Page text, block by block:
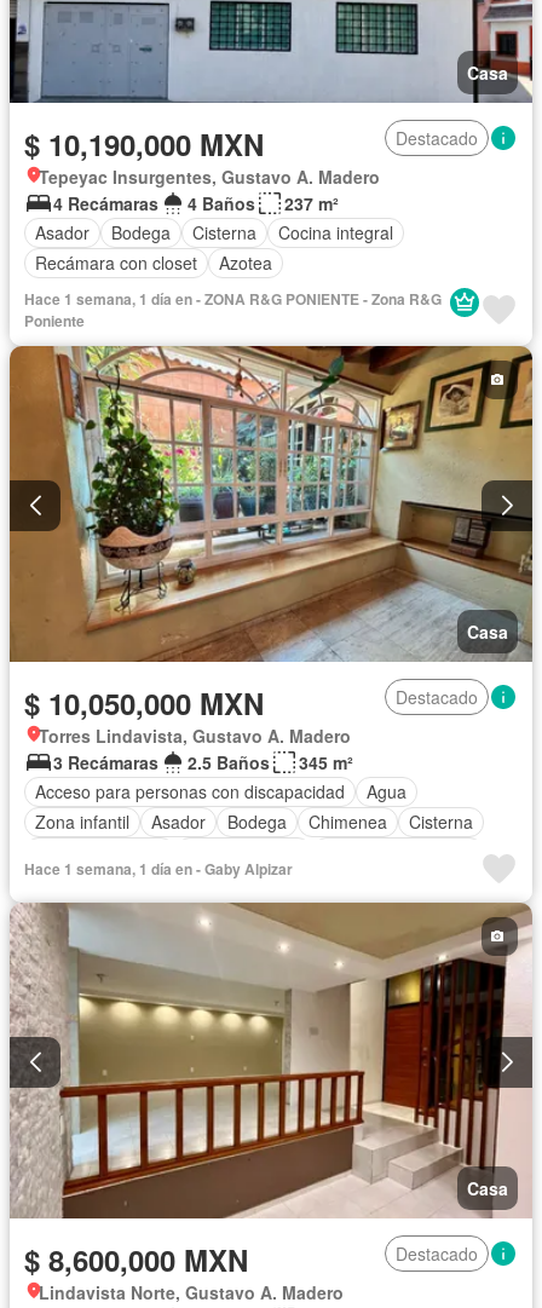
Casa
$ 10,190,000 MXN
Destacado
Tepeyac Insurgentes, Gustavo A. Madero
4 Recámaras
4 Baños
237 m²
Asador
Bodega Cisterna
Cocina integral
Recámara con closet
Azotea
Hace 1 semana, 1 día en - ZONA R&G PONIENTE - Zona R&G
Poniente
Casa
$ 10,050,000 MXN
Destacado
Torres Lindavista, Gustavo A. Madero
3 Recámaras
2.5 Baños
345 m²
Acceso para personas con discapacidad
Agua
Zona infantil
Asador Bodega Chimenea
Cisterna
Internet
Recámara con closet
Wifi
Sin amueblar
Hace 1 semana, 1 día en - Gaby Alpizar
Casa
$ 8,600,000 MXN
Destacado
Lindavista Norte, Gustavo A. Madero